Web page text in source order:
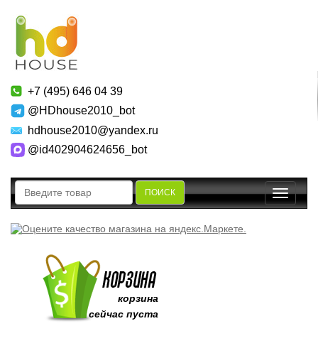
+7 (495) 646 04 39
@HDhouse2010_bot
hdhouse2010@yandex.ru
@id402904624656_bot
ПОИСК
Toggle
корзина
сейчас пуста